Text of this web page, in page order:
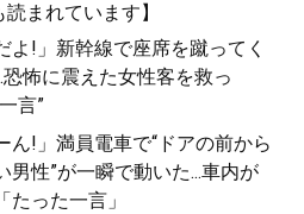
読まれています】
よ!」新幹線で座席を蹴ってく
恐怖に震えた女性客を救っ
言”
ん!」満員電車で“ドアの前から
男性”が一瞬で動いた...車内が
たった一言」